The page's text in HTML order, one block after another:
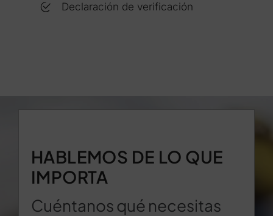
Declaración de verificación
HABLEMOS DE LO QUE
IMPORTA
Cuéntanos qué necesitas